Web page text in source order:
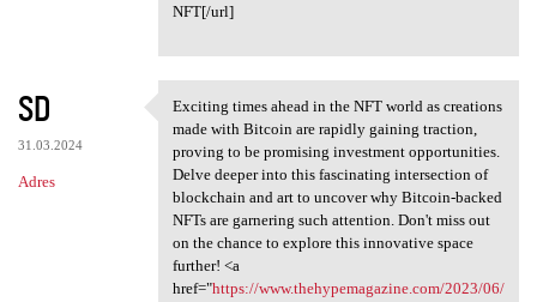
NFT[/url]
SD
31.03.2024
Adres
Exciting times ahead in the
Exciting times ahead in the NFT world as creations
made with Bitcoin are rapidly gaining traction,
proving to be promising investment opportunities.
Delve deeper into this fascinating intersection of
blockchain and art to uncover why Bitcoin-backed
NFTs are garnering such attention. Don't miss out
on the chance to explore this innovative space
further! <a
href="https://www.thehypemagazine.com/2023/06/